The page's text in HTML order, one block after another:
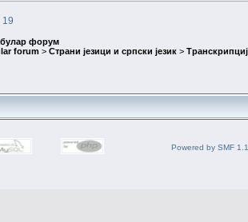
19
форум
forum > Страни језици и српски језик >
Powered by SMF